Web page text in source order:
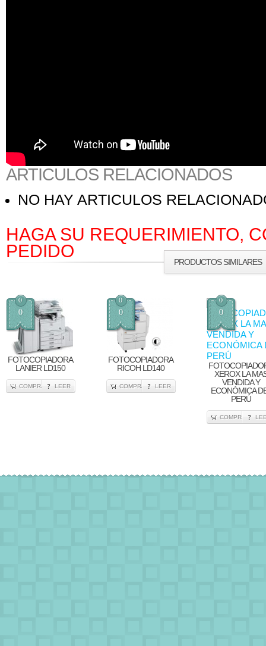
ARTICULOS RELACIONADOS
NO HAY ARTICULOS
HAGA SU REQUERIMIENTO,
PEDIDO
PRODUCTOS SIMILARES
0
0
FOTOCOPIADORA
LANIER LD150
COMPRA LEER
0
0
FOTOCOPIADORA
RICOH LD140
COMPRA LEER
0
0
XEROX LA
VENDIDA Y
ECONÓMICA
PERÚ
COMPRA